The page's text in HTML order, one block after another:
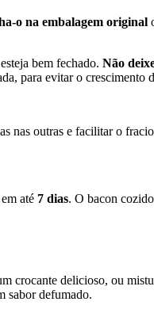
o na embalagem original
bem fechado. Não
para evitar o crescimento
nas outras e facilitar o
até 7 dias. O bacon
crocante delicioso, ou
sabor defumado.